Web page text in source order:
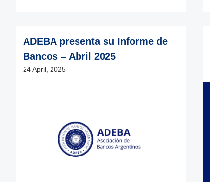
ADEBA presenta su Informe de
Bancos – Abril 2025
24 April, 2025